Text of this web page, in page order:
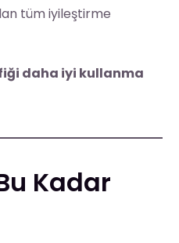
tüm iyileştirme
daha iyi kullanma
Kadar